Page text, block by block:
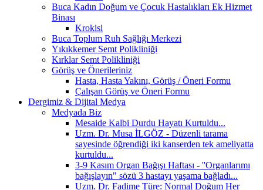
Buca Kadın Doğum ve Çocuk Hastalıkları Ek Hizmet
Binası
Krokisi
Buca Toplum Ruh Sağlığı Merkezi
Yıkıkkemer Semt Polikliniği
Kırklar Semt Polikliniği
Görüş ve Önerileriniz
Hasta, Hasta Yakını, Görüş / Öneri Formu
Çalışan Görüş ve Öneri Formu
Dergimiz & Dijital Medya
Medyada Biz
Mesaide Kalbi Durdu Hayatı Kurtuldu...
Uzm. Dr. Musa İLGÖZ - Düzenli tarama
sayesinde öğrendiği iki kanserden tek ameliyatta
kurtuldu...
3-9 Kasım Organ Bağışı Haftası - ''Organlarımı
bağışlayın" sözü 3 hastayı yaşama bağladı...
Uzm. Dr. Fadime Türe: Normal Doğum Her